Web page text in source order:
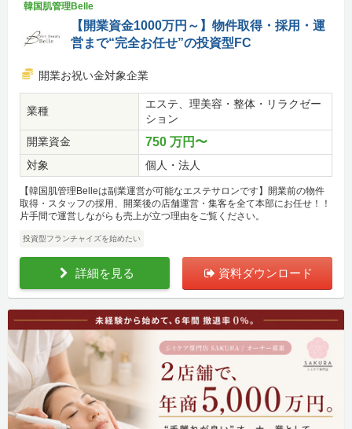
韓国肌管理Belle
【開業資金1000万円～】物件取得・採用・運
営まで“完全お任せ”の投資型FC
開業お祝い金対象企業
業種
エステ、理美容・整体・リラクゼー
ション
開業資金
750 万円〜
対象 個人・法人
【韓国肌管理Belleは副業運営が可能なエステサロンです】開業前の物件
取得・スタッフの採用、開業後の店舗運営・集客を全て本部にお任せ！！
片手間で運営しながらも売上が立つ理由をご覧ください。
投資型フランチャイズを始めたい
詳細を見る 資料ダウンロード